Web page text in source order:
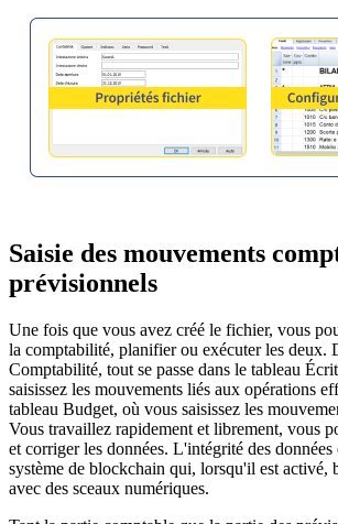
Saisie des mouvements
prévisionnels
Une fois que vous avez créé le fichier, vous
la comptabilité, planifier ou exécuter les deux.
Comptabilité, tout se passe dans le tableau
saisissez les mouvements liés aux opérations
tableau Budget, où vous saisissez les
Vous travaillez rapidement et librement, vous
et corriger les données. L'intégrité des données
système de blockchain qui, lorsqu'il est activé,
avec des sceaux numériques.